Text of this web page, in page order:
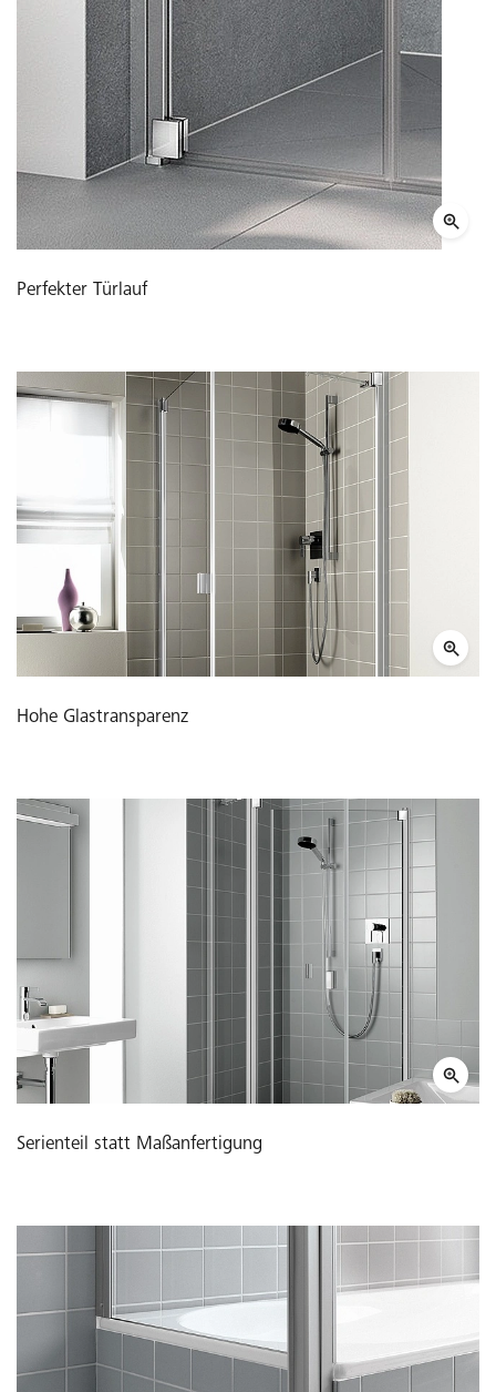
Perfekter Türlauf
Hohe Glastransparenz
Serienteil statt Maßanfertigung